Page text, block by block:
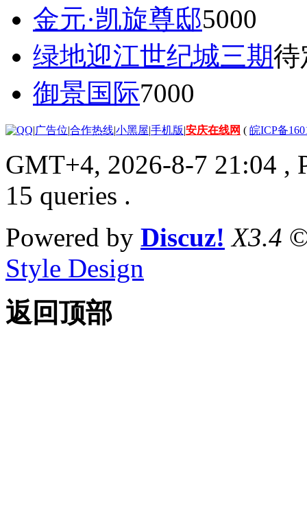
金元·凯旋尊邸5000
绿地迎江世纪城三期待
御景国际7000
|广告位|合作热线|小黑屋|手机版|安庆在线网 ( 皖ICP备
GMT+4, 2026-8-7 21:04 ,
15 queries .
Powered by Discuz! X3.4
Style Design
返回顶部